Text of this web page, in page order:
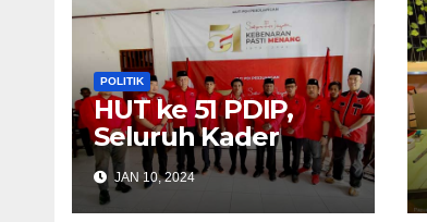
POLITIK
HUT ke 51 PDIP,
Seluruh Kader
Diingatkan Selalu
Komunikasi
JAN 10, 2024